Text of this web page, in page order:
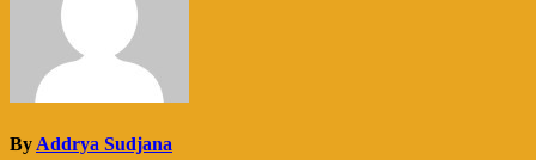
By Addrya Sudjana